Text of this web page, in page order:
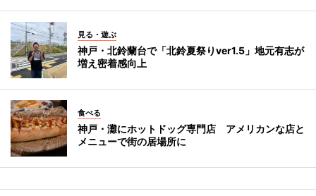
見る・遊ぶ
神戸・北鈴蘭台で「北鈴夏祭りver1.5」地元有志が
増え密着感向上
食べる
神戸・灘にホットドッグ専門店 アメリカンな店と
メニューで街の居場所に